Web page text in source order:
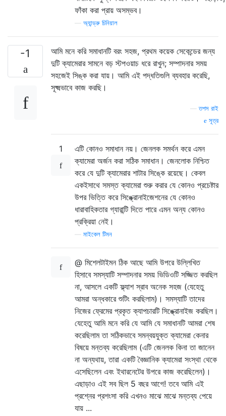
ফাঁকা করা প্রায় অসম্ভব।
অ্যান্ড্রু চিনিয়াল
-1
আমি মনে করি সমাধানটি বরং সহজ, প্রথম কয়েক সেকেন্ডের জন্য
দুটি ক্যামেরার সামনে বড় স্টপওয়াচ ধরে রাখুন; সম্পাদনার সময়
সহজেই সিঙ্ক করা যায়। আমি এই পদ্ধতিগুলি ব্যবহার করেছি,
সূক্ষ্মভাবে কাজ করছি।
—তপস রাই
সূত্র
1
এটি কোনও সমাধান নয়। জেনলক সমর্থন করে এমন
ক্যামেরা অর্জন করা সঠিক সমাধান। জেনলোক নিশ্চিত
করে যে দুটি ক্যামেরার শাটার সিঙ্কে রয়েছে। কেবল
একইসাথে সমস্ত ক্যামেরা শুরু করার যে কোনও প্রচেষ্টার
উপর ভিত্তি করে সিঙ্ক্রোনাইজেশনের যে কোনও
ধারাবাহিকতার গ্যারান্টি দিতে পারে এমন অন্য কোনও
প্রক্রিয়া নেই।
মাইকেল টিমন
@ মিশেলটাইমন ঠিক আছে আমি উপরে উল্লিখিত
হিসাবে সমস্যাটি সম্পাদনার সময় ভিডিওটি সজ্জিত করছিল
না, আসলে একটি ফ্ল্যাশ স্রাব অনেক সহজ (যেহেতু
আমরা অন্ধকারে শুটিং করছিলাম)। সমস্যাটি তাদের
নিজের ফ্রেমের প্রকৃত ক্যাপচারটি সিঙ্ক্রোনাইজ করছিল।
যেহেতু আমি মনে করি যে আমি যে সমাধানটি আমরা শেষ
করেছিলাম তা সঠিকভাবে সমন্বয়যুক্ত ক্যামেরা কেনার
বিষয়ে মন্তব্য করেছিলাম (এটি জেনলক কিনা তা জানেন
না অন্যথায়, তারা একটি বৈজ্ঞানিক ক্যামেরা সংস্থা থেকে
এসেছিলেন এবং ইথারনেটের উপরে কাজ করেছিলেন)।
এছাড়াও এই সব ছিল 5 বছর আগে! তবে আমি এই
প্রশ্নের প্রশংসা করি এখনও মাঝে মাঝে মন্তব্য পেয়ে
যায় ...